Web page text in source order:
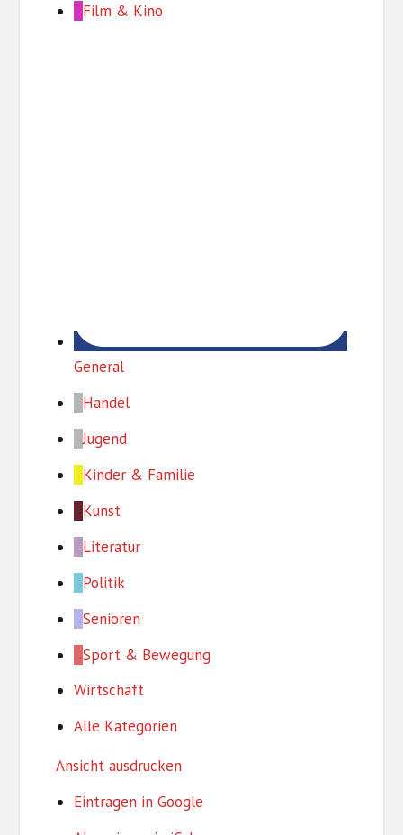
t
Film & Kino
General
Handel
Jugend
Kinder & Familie
Kunst
Literatur
Politik
Senioren
Sport & Bewegung
Wirtschaft
Alle Kategorien
Ansicht ausdrucken
Eintragen in Google